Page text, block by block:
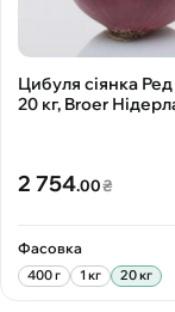
Цибуля сіянка
20 кг, Broer
2 754.00₴
Фасовка
400 г 1 кг 20 кг